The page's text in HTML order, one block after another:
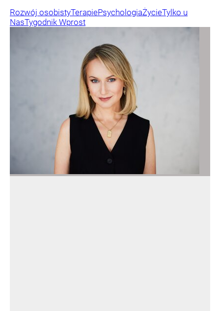
Rozwój osobistyTerapiePsychologiaŻycieTylko u
NasTygodnik Wprost